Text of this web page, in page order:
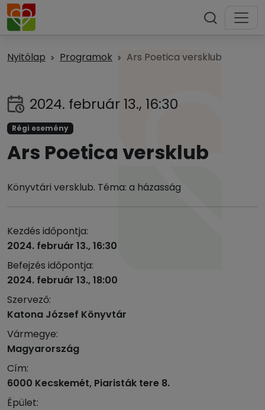
Nyitólap Programok Ars Poetica versklub
2024. február 13., 16:30
Régi esemény
Ars Poetica versklub
Könyvtári versklub. Téma: a házasság
Kezdés időpontja:
2024. február 13., 16:30
Befejzés időpontja:
2024. február 13., 18:00
Szervező:
Katona József Könyvtár
Vármegye:
Magyarország
Cím:
6000 Kecskemét, Piaristák tere 8.
Épület: